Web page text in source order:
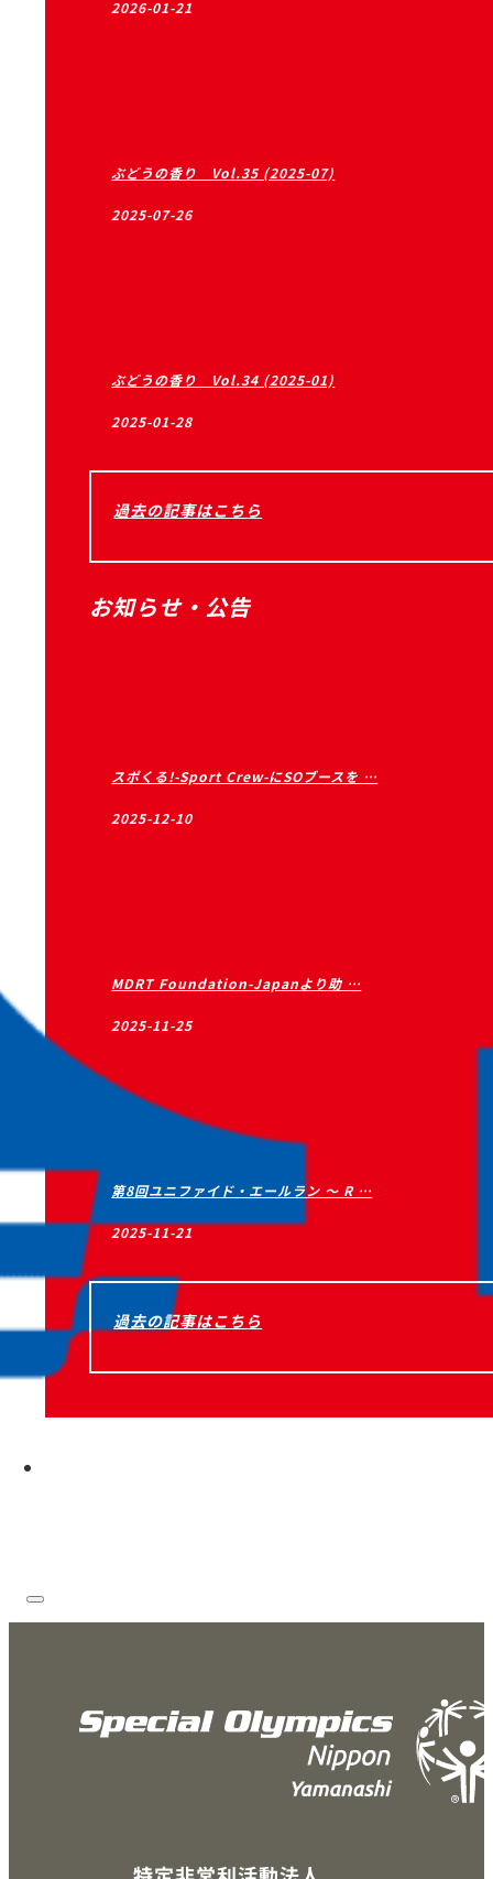
2026-01-21
ぶどうの香り Vol.35 (2025-07)
2025-07-26
ぶどうの香り Vol.34 (2025-01)
2025-01-28
過去の記事はこちら
お知らせ・公告
スポくる!-Sport Crew-にSOブースを …
2025-12-10
MDRT Foundation-Japanより助 …
2025-11-25
第8回ユニファイド・エールラン ～ R …
2025-11-21
過去の記事はこちら